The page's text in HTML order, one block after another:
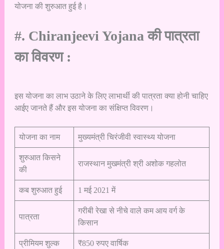
योजना की शुरुआत हुई है।
#. Chiranjeevi Yojana की पात्रता
का विवरण :
इस योजना का लाभ उठाने के लिए लाभार्थी की पात्रता क्या होनी चाहिए
आईए जानते हैं और इस योजना का संक्षिप्त विवरण।
योजना का नाम मुख्यमंत्री चिरंजीवी स्वास्थ्य योजना
शुरुआत किसने
की
राजस्थान मुखमंत्री श्री अशोक गहलोत
कब शुरुआत हुई 1 मई 2021 में
पात्रता
गरीबी रेखा से नीचे वाले कम आय वर्ग के
किसान
प्रीमियम शुल्क ₹850 रुपए वार्षिक